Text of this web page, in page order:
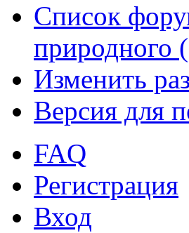
Список
природного
Изменить
Версия для
FAQ
Регистрация
Вход